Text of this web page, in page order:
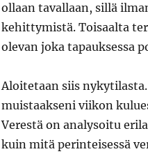
ollaan tavallaan, sillä
kehittymistä. Toisaalta
olevan joka tapauksessa
Aloitetaan siis
muistaakseni viikon
Verestä on analysoitu
kuin mitä perinteisessä